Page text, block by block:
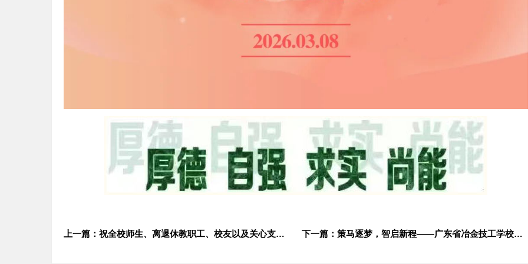
上一篇：祝全校师生、离退休教职工、校友以及关心支持我校的社会各界朋友新春吉祥、喜乐安康！ 下一篇：策马逐梦，智启新程——广东省冶金技工学校春季开学第一课